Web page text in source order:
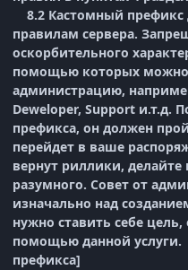
8.2 Кастомный префикс
правилам сервера.
оскорбительного
помощью которых можно
администрацию,
Deweloper, Support и.т.д.
префикса, он должен
перейдет в ваше
вернут риллики,
разумного. Совет от
изначально над
нужно ставить себе цель,
помощью данной услуги.
префикса]